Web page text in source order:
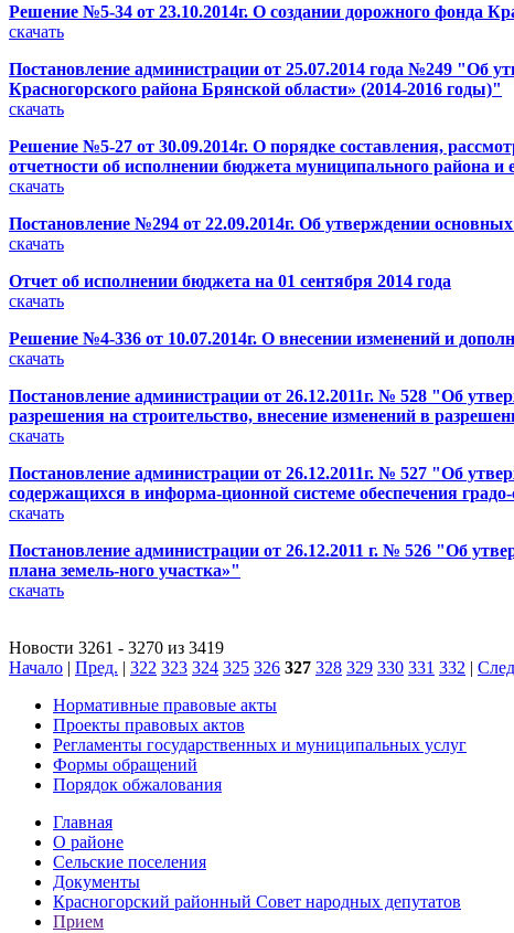
Решение №5-34 от 23.10.2014г. О создании дорожного фонда
скачать
Постановление администрации от 25.07.2014 года №249 "Об
Красногорского района Брянской области» (2014-2016 годы)"
скачать
Решение №5-27 от 30.09.2014г. О порядке составления,
отчетности об исполнении бюджета муниципального района и
скачать
Постановление №294 от 22.09.2014г. Об утверждении
скачать
Отчет об исполнении бюджета на 01 сентября 2014 года
скачать
Решение №4-336 от 10.07.2014г. О внесении изменений и
скачать
Постановление администрации от 26.12.2011г. № 528 "Об
разрешения на строительство, внесение изменений в
скачать
Постановление администрации от 26.12.2011г. № 527 "Об
содержащихся в информа-ционной системе обеспечения
скачать
Постановление администрации от 26.12.2011 г. № 526 "Об
плана земель-ного участка»"
скачать
Новости 3261 - 3270 из 3419
Начало | Пред. | 322 323 324 325 326 327 328 329 330 331 332 |
Нормативные правовые акты
Проекты правовых актов
Регламенты государственных и муниципальных услуг
Формы обращений
Порядок обжалования
Главная
О районе
Сельские поселения
Документы
Красногорский районный Совет народных депутатов
Прием